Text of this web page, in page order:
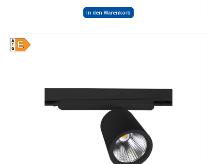
In den Warenkorb
E